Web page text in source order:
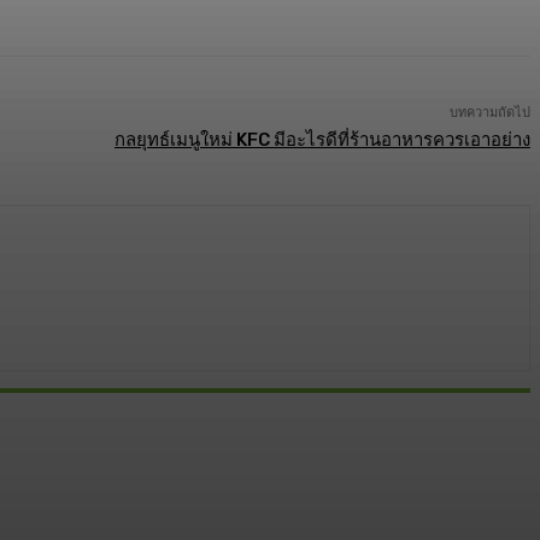
บทความถัดไป
กลยุทธ์เมนูใหม่ KFC มีอะไรดีที่ร้านอาหารควรเอาอย่าง